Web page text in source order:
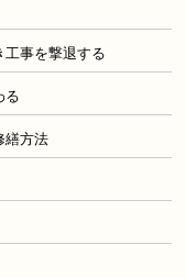
工事を撃退する
る
繕方法